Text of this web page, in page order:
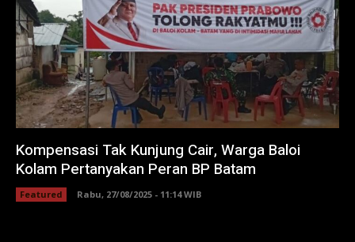
Kompensasi Tak Kunjung Cair, Warga Baloi
Kolam Pertanyakan Peran BP Batam
Featured Rabu, 27/08/2025 - 11:14 WIB